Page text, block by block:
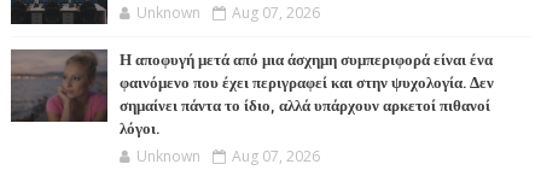
Unknown Aug 07, 2026
Η αποφυγή μετά από μια άσχημη συμπεριφορά είναι ένα
φαινόμενο που έχει περιγραφεί και στην ψυχολογία. Δεν
σημαίνει πάντα το ίδιο, αλλά υπάρχουν αρκετοί πιθανοί
λόγοι.
Unknown Aug 07, 2026